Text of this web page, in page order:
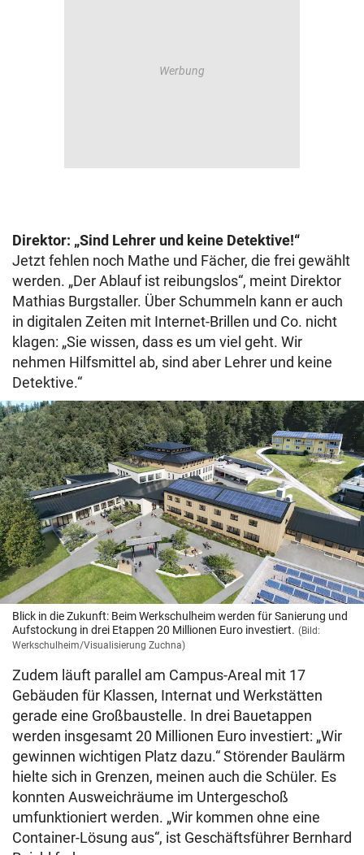
Direktor: „Sind Lehrer und keine Detektive!“
Jetzt fehlen noch Mathe und Fächer, die frei gewählt
werden. „Der Ablauf ist reibungslos“, meint Direktor
Mathias Burgstaller. Über Schummeln kann er auch
in digitalen Zeiten mit Internet-Brillen und Co. nicht
klagen: „Sie wissen, dass es um viel geht. Wir
nehmen Hilfsmittel ab, sind aber Lehrer und keine
Detektive.“
Blick in die Zukunft: Beim Werkschulheim werden für Sanierung und
Aufstockung in drei Etappen 20 Millionen Euro investiert. (Bild:
Werkschulheim/Visualisierung Zuchna)
Zudem läuft parallel am Campus-Areal mit 17
Gebäuden für Klassen, Internat und Werkstätten
gerade eine Großbaustelle. In drei Bauetappen
werden insgesamt 20 Millionen Euro investiert: „Wir
gewinnen wichtigen Platz dazu.“ Störender Baulärm
hielte sich in Grenzen, meinen auch die Schüler. Es
konnten Ausweichräume im Untergeschoß
umfunktioniert werden. „Wir kommen ohne eine
Container-Lösung aus“, ist Geschäftsführer Bernhard